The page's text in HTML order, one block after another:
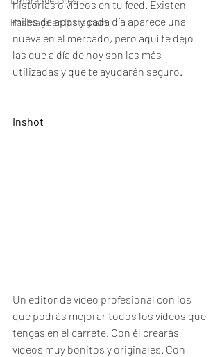
Hashtags en Instagram
historias o vídeos en tu feed. Existen
miles de apps y cada día aparece una
nueva en el mercado, pero aquí te dejo
las que a día de hoy son las más
utilizadas y que te ayudarán seguro.
Inshot
Un editor de vídeo profesional con los
que podrás mejorar todos los vídeos que
tengas en el carrete. Con él crearás
vídeos muy bonitos y originales. Con